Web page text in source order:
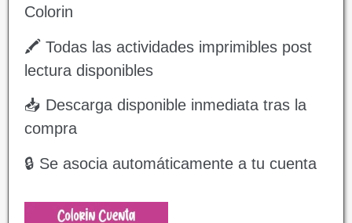
Colorin
🖍️ Todas las actividades imprimibles post
lectura disponibles
📥 Descarga disponible inmediata tras la
compra
🔒 Se asocia automáticamente a tu cuenta